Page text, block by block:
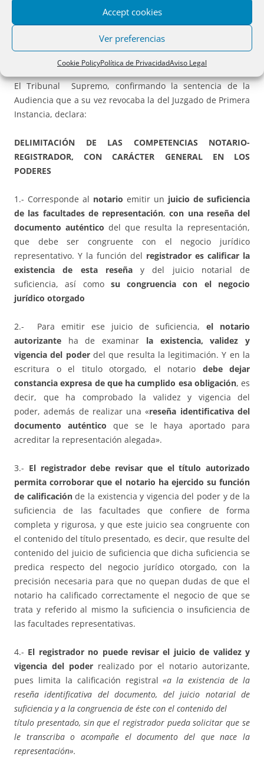
Accept cookies
Ver preferencias
Cookie PolicyPolítica de PrivacidadAviso Legal
suspende la inscripción porque, a su
juicio, en la reseña del poder el notario tiene que
identificar al poderdante y su cargo facultades y al no
hacerlo no se acredita la validez del poder.
El Tribunal Supremo, confirmando la sentencia de la
Audiencia que a su vez revocaba la del Juzgado de Primera
Instancia, declara:
DELIMITACIÓN DE LAS COMPETENCIAS NOTARIO-
REGISTRADOR, CON CARÁCTER GENERAL EN LOS
PODERES
1.- Corresponde al notario emitir un juicio de suficiencia
de las facultades de representación,con una reseña del
documento auténtico del que resulta la representación,
que debe ser congruente con el negocio jurídico
representativo. Y la función del registrador es calificar la
existencia de esta reseñay del juicio notarial de
suficiencia, así como su congruencia con el negocio
jurídico otorgado
2.- Para emitir ese juicio de suficiencia, el notario
autorizante ha de examinar la existencia, validez y
vigencia del poderdel que resulta la legitimación. Y en la
escritura o el titulo otorgado, el notario debe dejar
constancia expresa de que ha cumplido esa obligación, es
decir, que ha comprobado la validez y vigencia del
poder, además de realizar una «reseña identificativa del
documento auténtico que se le haya aportado para
acreditar la representación alegada».
3.- El registrador debe revisar que el título autorizado
permita corroborar que el notario ha ejercido su función
de calificaciónde la existencia y vigencia del poder y de la
suficiencia de las facultades que confiere de forma
completa y rigurosa, y que este juicio sea congruente con
el contenido del título presentado, es decir, que resulte del
contenido del juicio de suficiencia que dicha suficiencia se
predica respecto del negocio jurídico otorgado, con la
precisión necesaria para que no quepan dudas de que el
notario ha calificado correctamente el negocio de que se
trata y referido al mismo la suficiencia o insuficiencia de
las facultades representativas.
4.- El registrador no puede revisar el juicio de validez y
vigencia del poder realizado por el notario autorizante,
pues limita la calificación registral«a la existencia de la
reseña identificativa del documento, del juicio notarial de
suficiencia y a la congruencia de éste con el contenido del
título presentado, sin que el registrador pueda solicitar que se
le transcriba o acompañe el documento del que nace la
representación».